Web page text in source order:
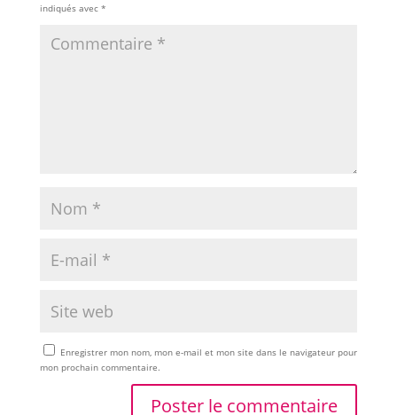
indiqués avec *
Enregistrer mon nom, mon e-mail et mon site dans le navigateur pour
mon prochain commentaire.